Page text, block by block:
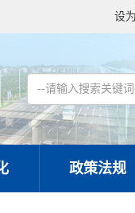
设
政策法规